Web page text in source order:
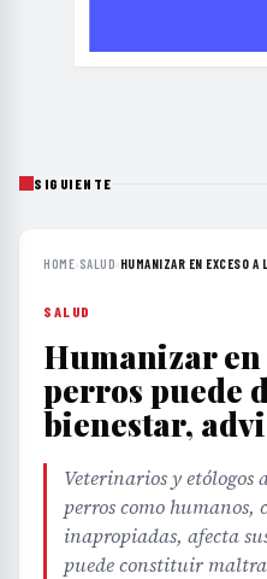
SIGUIENTE
HOME› SALUD› HUMANIZAR EN EXCESO A
SALUD
Humanizar en
perros puede
bienestar,
Veterinarios y
perros como humanos,
inapropiadas, afecta
puede constituir